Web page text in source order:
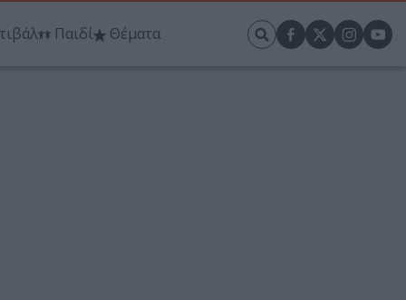
Παιδί Θέματα